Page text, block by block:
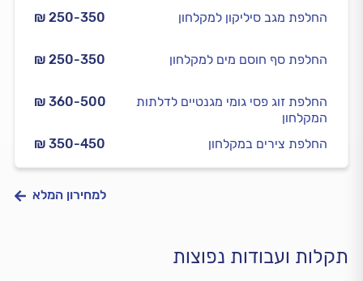
₪ 250-350 החלפת מגב סיליקון למקלחון
₪ 250-350 החלפת סף חוסם מים למקלחון
₪ 360-500
החלפת זוג פסי גומי מגנטיים לדלתות
המקלחון
₪ 350-450
החלפת צירים במקלחון
למחירון המלא
תקלות ועבודות נפוצות